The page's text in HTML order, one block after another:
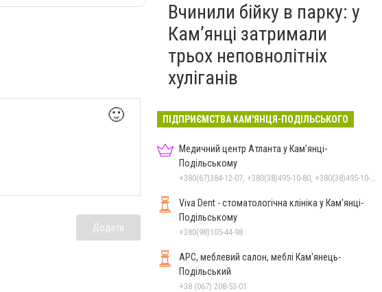
🙂
Додати
Вчинили бійку в парку: у
Кам’янці затримали
трьох неповнолітніх
хуліганів
ПІДПРИЄМСТВА КАМ'ЯНЦЯ-ПОДІЛЬСЬКОГО
Медичний центр Атланта у Кам’янці-
Подільському
+380(67)384-12-07, +380(38)495-10-80, +380(38)495-10-70
Viva Dent - стоматологічна клініка у Кам'янці-
Подільському
+380(98)105-44-98
АРС, меблевий салон, меблі Кам'янець-
Подільський
+38 (067) 208-53-01